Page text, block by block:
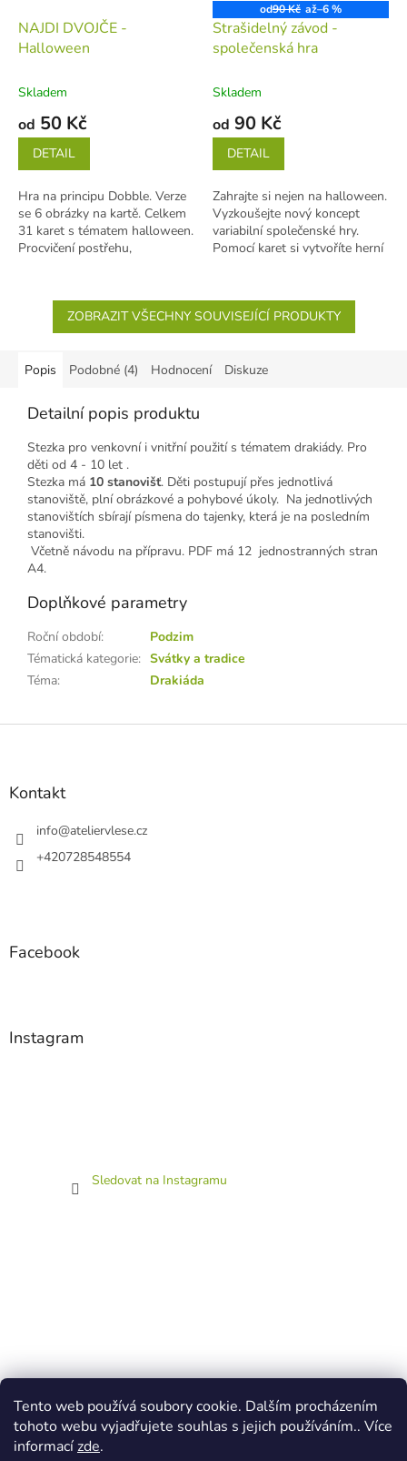
Tento web používá soubory cookie. Dalším procházením
tohoto webu vyjadřujete souhlas s jejich používáním.. Více
informacízde.
NAJDI DVOJČE -
Halloween
Skladem
od 50 Kč
DETAIL
Hra na principu Dobble. Verze
se 6 obrázky na kartě. Celkem
31 karet s tématem halloween.
Procvičení postřehu,
od90 Kč až–6 %
Strašidelný závod -
společenská hra
Skladem
od 90 Kč
DETAIL
Zahrajte si nejen na halloween.
Vyzkoušejte nový koncept
variabilní společenské hry.
Pomocí karet si vytvoříte herní
ZOBRAZIT VŠECHNY SOUVISEJÍCÍ PRODUKTY
Popis Podobné (4) Hodnocení Diskuze
Detailní popis produktu
Stezka pro venkovní i vnitřní použití s tématem drakiády. Pro
děti od 4 - 10 let .
Stezka má 10 stanovišť. Děti postupují přes jednotlivá
stanoviště, plní obrázkové a pohybové úkoly. Na jednotlivých
stanovištích sbírají písmena do tajenky, která je na posledním
stanovišti.
Včetně návodu na přípravu. PDF má 12 jednostranných stran
A4.
Doplňkové parametry
Roční období:
Podzim
Tématická kategorie: Svátky a tradice
Téma: Drakiáda
Z
Kontakt
info@ateliervlese.cz
+420728548554
Facebook
Instagram
Sledovat na Instagramu